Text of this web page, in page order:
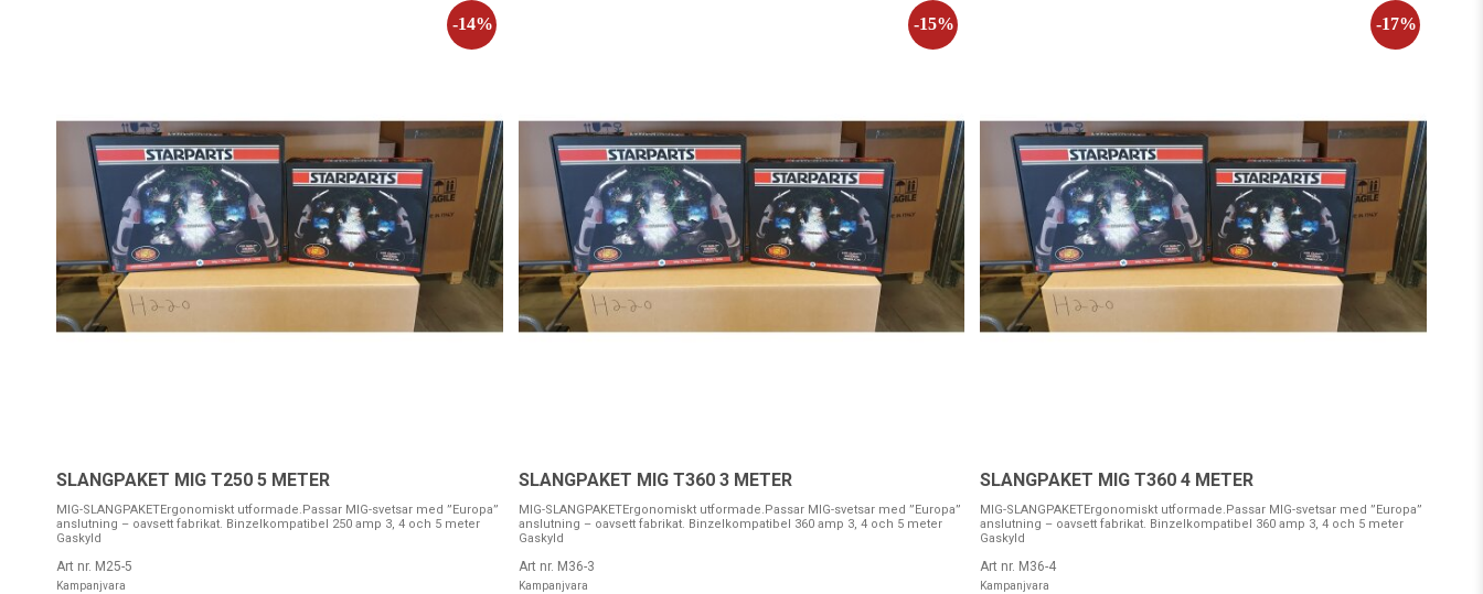
SLANGPAKET MIG T250 5 METER
MIG-SLANGPAKETErgonomiskt utformade.Passar MIG-svetsar med ”Europa”
anslutning – oavsett fabrikat. Binzelkompatibel 250 amp 3, 4 och 5 meter
Gaskyld
Art nr. M25-5
Kampanjvara
SLANGPAKET MIG T360 3 METER
MIG-SLANGPAKETErgonomiskt utformade.Passar MIG-svetsar med ”Europa”
anslutning – oavsett fabrikat. Binzelkompatibel 360 amp 3, 4 och 5 meter
Gaskyld
Art nr. M36-3
Kampanjvara
SLANGPAKET MIG T360 4 METER
MIG-SLANGPAKETErgonomiskt utformade.Passar MIG-svetsar med ”Europa”
anslutning – oavsett fabrikat. Binzelkompatibel 360 amp 3, 4 och 5 meter
Gaskyld
Art nr. M36-4
Kampanjvara